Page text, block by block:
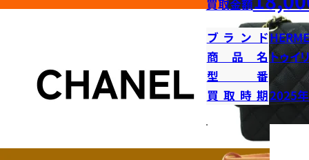
買取金額
ブランド
商品名トゥイ
型番
買取時期2025